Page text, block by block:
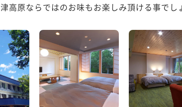
高原ならではのお味もお楽しみ頂ける事で